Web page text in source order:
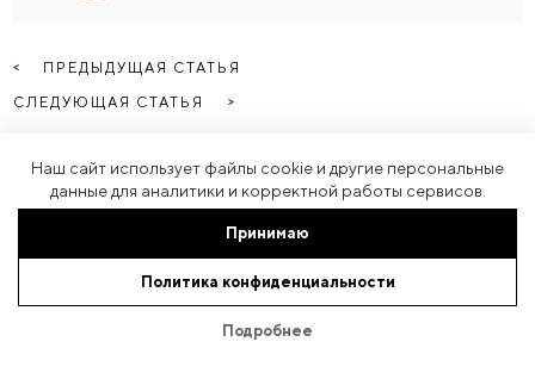
ПРЕДЫДУЩАЯ СТАТЬЯ
СЛЕДУЮЩАЯ СТАТЬЯ
Другие статьи
Больше статей
Наш сайт использует файлы cookie и другие персональные
данные для аналитики и корректной работы сервисов.
Принимаю
Политика конфиденциальности
Подробнее